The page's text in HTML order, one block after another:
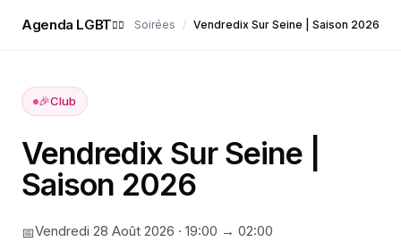
Agenda LGBT🏳️‍🌈 Soirées / Vendredix Sur Seine | Saison 2026
🎉Club
Vendredix Sur Seine |
Saison 2026
📅Vendredi 28 Août 2026 · 19:00 → 02:00